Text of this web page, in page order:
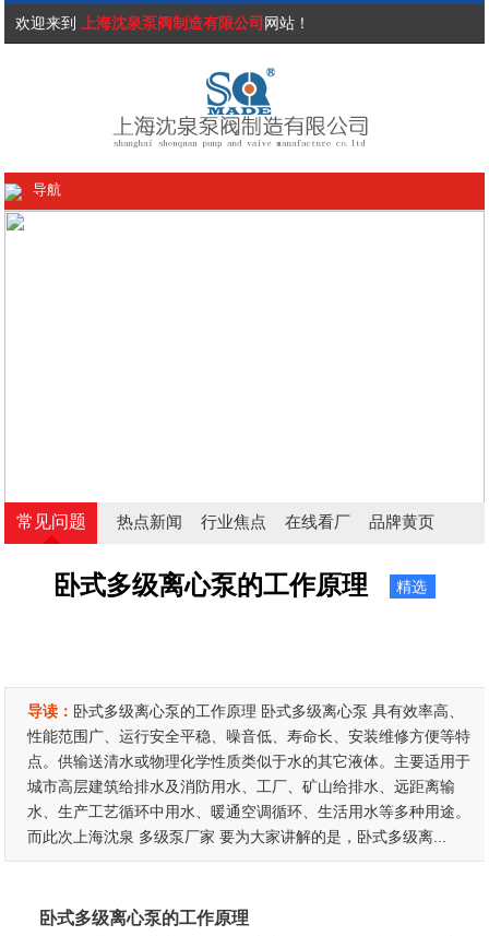
欢迎来到 上海沈泉泵阀制造有限公司 网站！
导航
常见问题 热点新闻 行业焦点 在线看厂 品牌黄页
卧式多级离心泵的工作原理 精选
导读： 卧式多级离心泵的工作原理 卧式多级离心泵 具有效率高、
性能范围广、运行安全平稳、噪音低、寿命长、安装维修方便等特
点。供输送清水或物理化学性质类似于水的其它液体。主要适用于
城市高层建筑给排水及消防用水、工厂、矿山给排水、远距离输
水、生产工艺循环中用水、暖通空调循环、生活用水等多种用途。
而此次上海沈泉 多级泵厂家 要为大家讲解的是，卧式多级离...
卧式多级离心泵的工作原理